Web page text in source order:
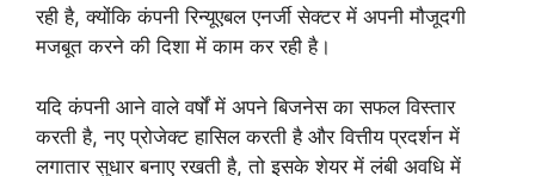
रही है, क्योंकि कंपनी रिन्यूएबल एनर्जी सेक्टर में अपनी मौजूदगी
मजबूत करने की दिशा में काम कर रही है।
यदि कंपनी आने वाले वर्षों में अपने बिजनेस का सफल विस्तार
करती है, नए प्रोजेक्ट हासिल करती है और वित्तीय प्रदर्शन में
लगातार सुधार बनाए रखती है, तो इसके शेयर में लंबी अवधि में